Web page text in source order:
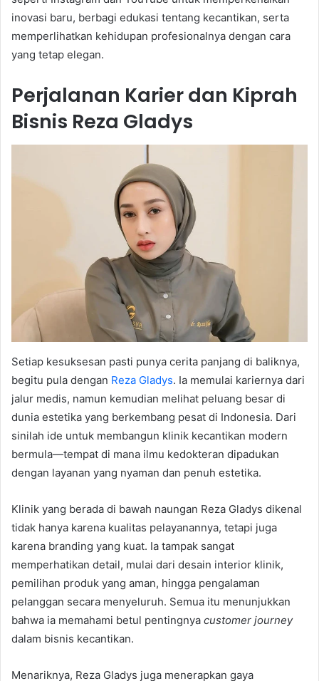
inovasi baru, berbagi edukasi tentang kecantikan, serta
memperlihatkan kehidupan profesionalnya dengan cara
yang tetap elegan.
Perjalanan Karier dan Kiprah
Bisnis Reza Gladys
Setiap kesuksesan pasti punya cerita panjang di baliknya,
begitu pula dengan Reza Gladys. Ia memulai kariernya dari
jalur medis, namun kemudian melihat peluang besar di
dunia estetika yang berkembang pesat di Indonesia. Dari
sinilah ide untuk membangun klinik kecantikan modern
bermula—tempat di mana ilmu kedokteran dipadukan
dengan layanan yang nyaman dan penuh estetika.
Klinik yang berada di bawah naungan Reza Gladys dikenal
tidak hanya karena kualitas pelayanannya, tetapi juga
karena branding yang kuat. Ia tampak sangat
memperhatikan detail, mulai dari desain interior klinik,
pemilihan produk yang aman, hingga pengalaman
pelanggan secara menyeluruh. Semua itu menunjukkan
bahwa ia memahami betul pentingnya customer journey
dalam bisnis kecantikan.
Menariknya, Reza Gladys juga menerapkan gaya